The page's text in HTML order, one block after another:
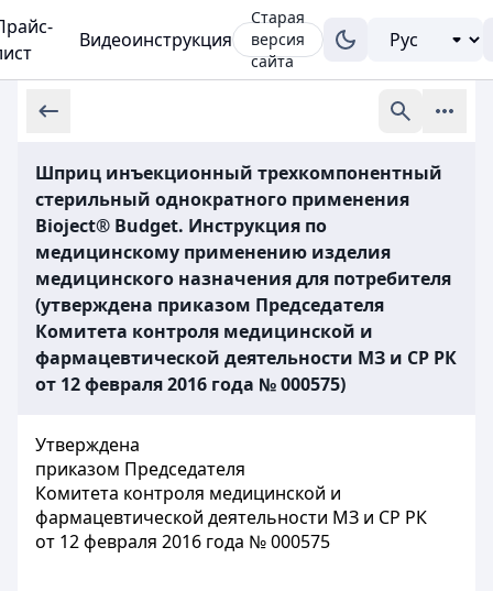
Видеоинструкция
Старая
версия
сайта
Шприц инъекционный трехкомпонентный
стерильный однократного применения
Bioject® Budget. Инструкция по
медицинскому применению изделия
медицинского назначения для потребителя
(утверждена приказом Председателя
Комитета контроля медицинской и
фармацевтической деятельности МЗ и СР РК
от 12 февраля 2016 года № 000575)
Утверждена
приказом Председателя
Комитета контроля медицинской и
фармацевтической деятельности МЗ и СР РК
от 12 февраля 2016 года № 000575